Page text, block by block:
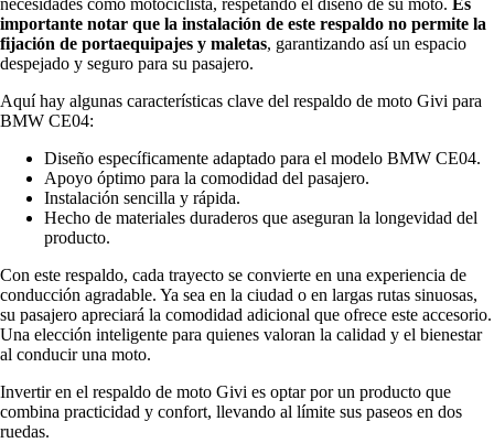
necesidades como motociclista, respetando el diseño de su moto. Es
importante notar que la instalación de este respaldo no permite la
fijación de portaequipajes y maletas, garantizando así un espacio
despejado y seguro para su pasajero.
Aquí hay algunas características clave del respaldo de moto Givi para
BMW CE04:
Diseño específicamente adaptado para el modelo BMW CE04.
Apoyo óptimo para la comodidad del pasajero.
Instalación sencilla y rápida.
Hecho de materiales duraderos que aseguran la longevidad del
producto.
Con este respaldo, cada trayecto se convierte en una experiencia de
conducción agradable. Ya sea en la ciudad o en largas rutas sinuosas,
su pasajero apreciará la comodidad adicional que ofrece este accesorio.
Una elección inteligente para quienes valoran la calidad y el bienestar
al conducir una moto.
Invertir en el respaldo de moto Givi es optar por un producto que
combina practicidad y confort, llevando al límite sus paseos en dos
ruedas.